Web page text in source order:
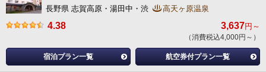
長野県 志賀高原・湯田中・渋 高天ヶ原温泉
4.38 3,637円～
（消費税込4,000円～）
宿泊プラン一覧 航空券付プラン一覧